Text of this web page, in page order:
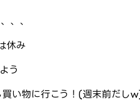
、、
休み
う
い物に行こう！(週末前だし